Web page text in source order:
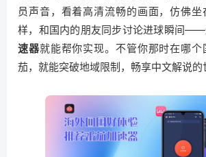
员声音，看着高清流畅的画面，仿佛
样，和国内的朋友同步讨论进球瞬间——
速器就能帮你实现。不管你那时在哪
茄，就能突破地域限制，畅享中文解说的